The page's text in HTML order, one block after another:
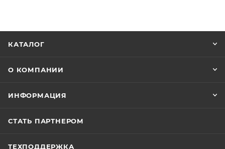
КАТАЛОГ
О КОМПАНИИ
ИНФОРМАЦИЯ
СТАТЬ ПАРТНЕРОМ
ТЕХПОДДЕРЖКА